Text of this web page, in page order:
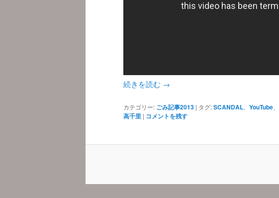
続きを読む →
カテゴリー: ごみ記事2013 | タグ:SCANDAL YouTube
高千里 | コメントを残す